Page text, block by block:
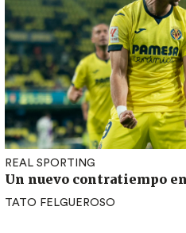
REAL SPORTING
Un nuevo contratiempo
TATO FELGUEROSO